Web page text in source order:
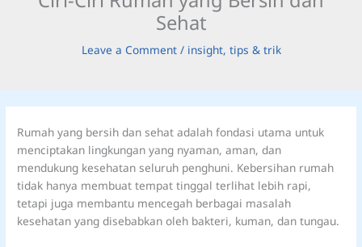
Sehat
Leave a Comment / insight, tips & trik
Rumah yang bersih dan sehat adalah fondasi utama untuk
menciptakan lingkungan yang nyaman, aman, dan
mendukung kesehatan seluruh penghuni. Kebersihan rumah
tidak hanya membuat tempat tinggal terlihat lebih rapi,
tetapi juga membantu mencegah berbagai masalah
kesehatan yang disebabkan oleh bakteri, kuman, dan tungau.